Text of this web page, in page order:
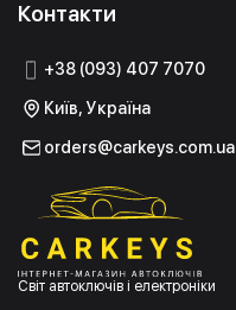
Контакти
+38 (093) 407 7070
Київ, Україна
orders@carkeys.com.ua
Світ автоключів і електроніки